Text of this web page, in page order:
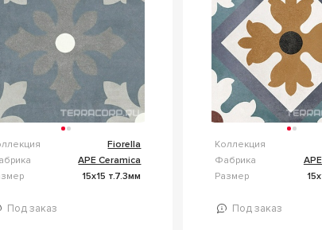
Fiorella
APE Ceramica
15x15 т.7.3мм
Под заказ
Коллекция
Фабрика
Размер
Под заказ